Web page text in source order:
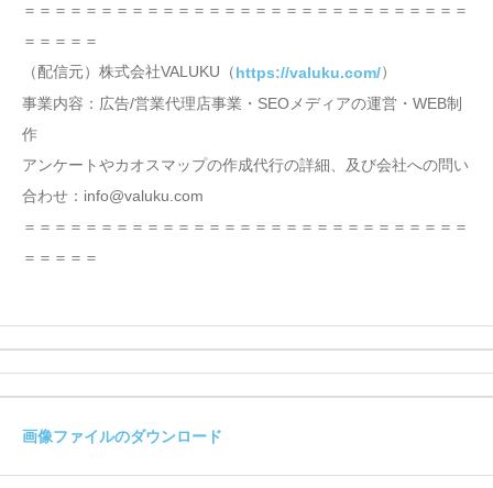
＝＝＝＝＝＝＝＝＝＝＝＝＝＝＝＝＝＝＝＝＝＝＝＝＝＝＝＝＝
＝＝＝＝＝
（配信元）株式会社VALUKU（https://valuku.com/）
事業内容：広告/営業代理店事業・SEOメディアの運営・WEB制
作
アンケートやカオスマップの作成代行の詳細、及び会社への問い
合わせ：info@valuku.com
＝＝＝＝＝＝＝＝＝＝＝＝＝＝＝＝＝＝＝＝＝＝＝＝＝＝＝＝＝
＝＝＝＝＝
画像ファイルのダウンロード